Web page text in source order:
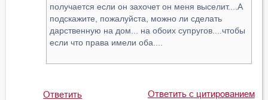
получается если он захочет он меня выселит....А
подскажите, пожалуйста, можно ли сделать
дарственную на дом... на обоих супругов....чтобы
если что права имели оба....
Ответить Ответить с цитированием